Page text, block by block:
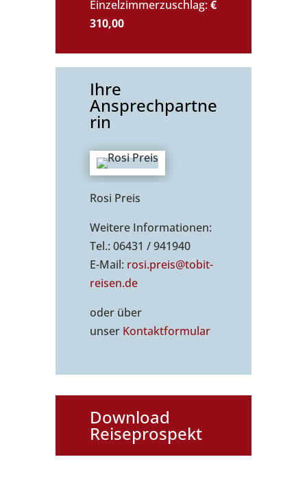
Einzelzimmerzuschlag:€
310,00
Ihre
Ansprechpartne
rin
Rosi Preis
Weitere Informationen:
Tel.: 06431 / 941940
E-Mail: rosi.preis@tobit-
reisen.de
oder über
unser Kontaktformular
Download
Reiseprospekt